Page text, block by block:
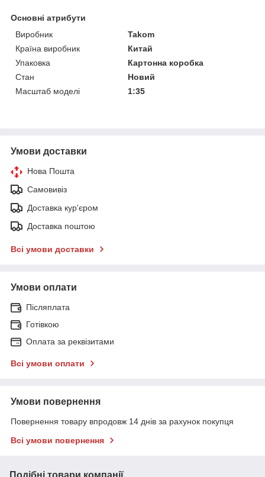
Основні атрибути
Виробник
Takom
Країна виробник
Китай
Упаковка
Картонна коробка
Стан
Новий
Масштаб моделі
1:35
Умови доставки
Нова Пошта
Самовивіз
Доставка кур'єром
Доставка поштою
Всі умови доставки
Умови оплати
Післяплата
Готівкою
Оплата за реквізитами
Всі умови оплати
Умови повернення
Повернення товару впродовж 14 днів за рахунок покупця
Всі умови повернення
Подібні товари компанії